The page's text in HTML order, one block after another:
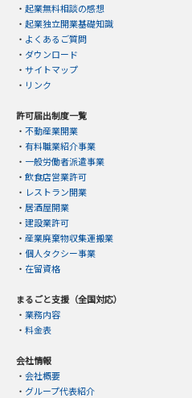
・ 起業無料相談の感想
・ 起業独立開業基礎知識
・ よくあるご質問
・ ダウンロード
・ サイトマップ
・ リンク
許可届出制度一覧
・ 不動産業開業
・ 有料職業紹介事業
・ 一般労働者派遣事業
・ 飲食店営業許可
・ レストラン開業
・ 居酒屋開業
・ 建設業許可
・ 産業廃棄物収集運搬業
・ 個人タクシー事業
・ 在留資格
まるごと支援（全国対応）
・ 業務内容
・ 料金表
会社情報
・ 会社概要
・ グループ代表紹介